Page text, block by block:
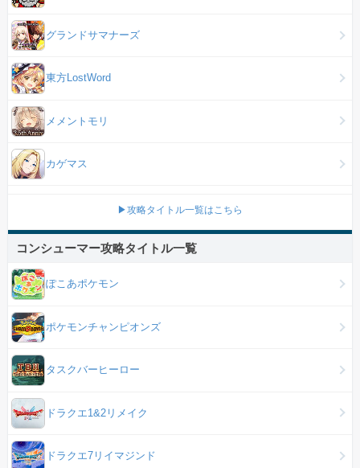
グランドサマナーズ
東方LostWord
メメントモリ
カゲマス
▶攻略タイトル一覧はこちら
コンシューマー攻略タイトル一覧
ぽこあポケモン
ポケモンチャンピオンズ
タスクバーヒーロー
ドラクエ1&2リメイク
ドラクエ7リイマジンド